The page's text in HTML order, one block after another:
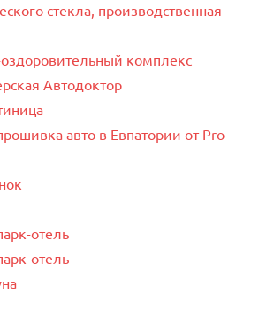
стекла, производственная
комплекс
Автодоктор
авто в Евпатории от Pro-
отель
отель